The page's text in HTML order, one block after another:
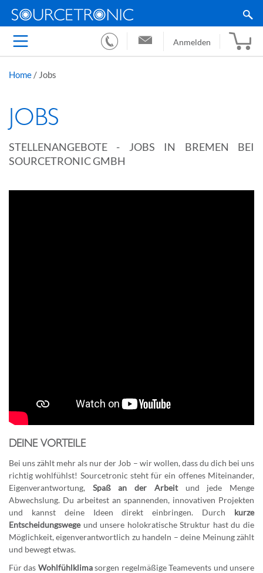
Anmelden
Home / Jobs
JOBS
STELLENANGEBOTE - JOBS IN BREMEN BEI
SOURCETRONIC GMBH
DEINE VORTEILE
Bei uns zählt mehr als nur der Job – wir wollen, dass du dich bei uns
richtig wohlfühlst! Sourcetronic steht für ein offenes Miteinander,
Eigenverantwortung, Spaß an der Arbeitund jede Menge
Abwechslung. Du arbeitest an spannenden, innovativen Projekten
und kannst deine Ideen direkt einbringen. Durch kurze
Entscheidungswegeund unsere holokratische Struktur hast du die
Möglichkeit, eigenverantwortlich zu handeln – deine Meinung zählt
und bewegt etwas.
Für das Wohlfühlklimasorgen regelmäßige Teamevents und unsere